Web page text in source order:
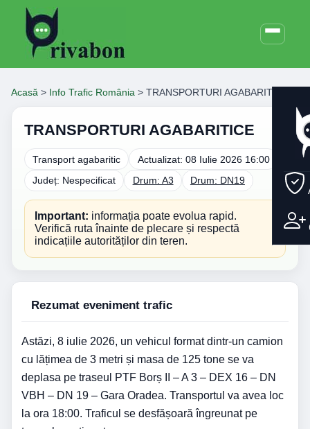
Acasă > Info Trafic România > TRANSPORTURI AGABARITICE
TRANSPORTURI AGABARITICE
Transport agabaritic
Actualizat: 08 Iulie 2026 16:00
Județ: Nespecificat
Drum: A3 Drum: DN19
Important: informația poate evolua rapid.
Verifică ruta înainte de plecare și respectă
indicațiile autorităților din teren.
Rezumat eveniment trafic
Astăzi, 8 iulie 2026, un vehicul format dintr-un camion
cu lățimea de 3 metri și masa de 125 tone se va
deplasa pe traseul PTF Borș II – A 3 – DEX 16 – DN
VBH – DN 19 – Gara Oradea. Transportul va avea loc
la ora 18:00. Traficul se desfășoară îngreunat pe